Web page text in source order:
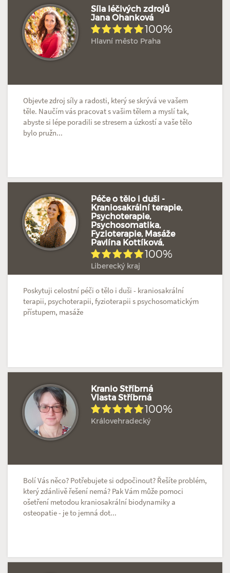
Síla léčivých zdrojů
Jana Ohanková
100%
Hlavní město Praha
Objevte zdroj síly a radosti, který se skrývá ve vašem
těle. Naučím vás pracovat s vašim tělem a myslí tak,
abyste si lépe poradili se stresem a úzkostí a vaše tělo
bylo pružn...
Péče o tělo i duši -
Kraniosakrální terapie,
Psychoterapie,
Psychosomatika,
Fyzioterapie, Masáže
Pavlína Kottíková,
100%
Liberecký kraj
Poskytuji celostní péči o tělo i duši - kraniosakrální
terapii, psychoterapii, fyzioterapii s psychosomatickým
přístupem, masáže
Kranio Stříbrná
Vlasta Stříbrná
100%
Královehradecký
Bolí Vás něco? Potřebujete si odpočinout? Řešíte problém,
který zdánlivě řešení nemá? Pak Vám může pomoci
ošetření metodou kraniosakrální biodynamiky a
osteopatie - je to jemná dot...
Hodnoceno: 7× Profil terapeuta
Hodnoceno: 5× Profil terapeuta
Hodnoceno: 4× Profil terapeuta